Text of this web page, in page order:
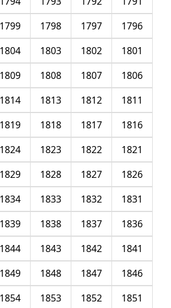
1796
1797
1798
1799
1801
1802
1803
1804
1806
1807
1808
1809
1811
1812
1813
1814
1816
1817
1818
1819
1821
1822
1823
1824
1826
1827
1828
1829
1831
1832
1833
1834
1836
1837
1838
1839
1841
1842
1843
1844
1846
1847
1848
1849
1851
1852
1853
1854